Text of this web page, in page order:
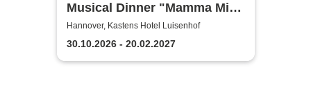
Musical Dinner "Mamma Mia
Special"
Hannover, Kastens Hotel Luisenhof
30.10.2026 - 20.02.2027